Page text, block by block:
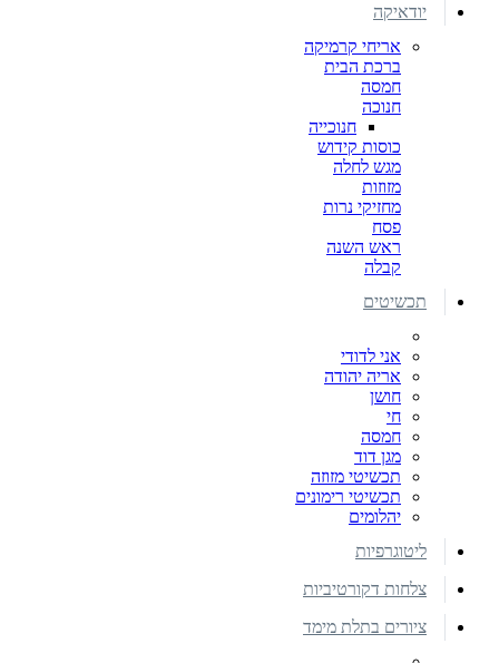
יודאיקה
אריחי קרמיקה
ברכת הבית
חמסה
חנוכה
חנוכייה
כוסות קידוש
מגש לחלה
מזוזות
מחזיקי נרות
פסח
ראש השנה
קבלה
תכשיטים
אני לדודי
אריה יהודה
חושן
חי
חמסה
מגן דוד
תכשיטי מזוזה
תכשיטי רימונים
יהלומים
ליטוגרפיות
צלחות דקורטיביות
ציורים בתלת מימד